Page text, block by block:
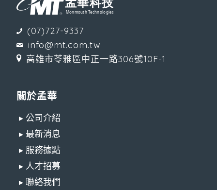
(07)727-9337
info@mt.com.tw
高雄市苓雅區中正一路306號10F-1
關於孟華
▸ 公司介紹
▸ 最新消息
▸ 服務據點
▸ 人才招募
▸ 聯絡我們